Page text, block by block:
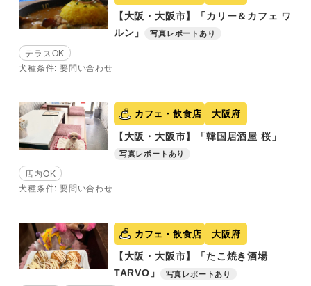
【大阪・大阪市】「カリー＆カフェ ワ
ルン」
写真レポートあり
テラスOK
犬種条件: 要問い合わせ
カフェ・飲食店 大阪府
【大阪・大阪市】「韓国居酒屋 桜」
写真レポートあり
店内OK
犬種条件: 要問い合わせ
カフェ・飲食店 大阪府
【大阪・大阪市】「たこ焼き酒場
TARVO」
写真レポートあり